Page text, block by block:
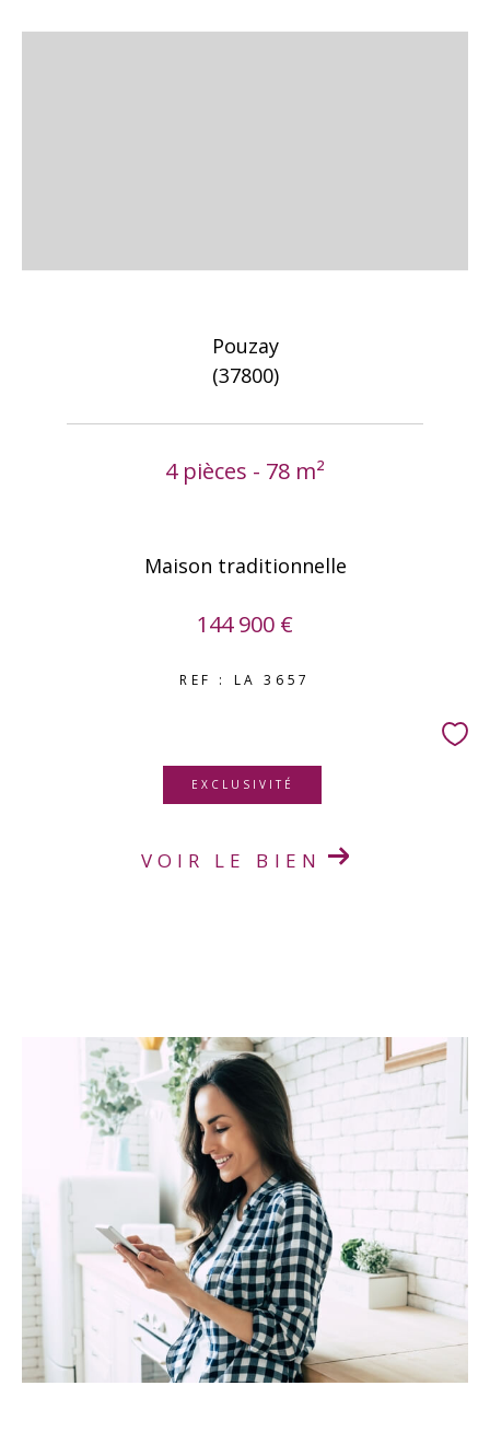
Pouzay
(37800)
4 pièces - 78 m²
Maison traditionnelle
144 900 €
REF : LA 3657
EXCLUSIVITÉ
VOIR LE BIEN